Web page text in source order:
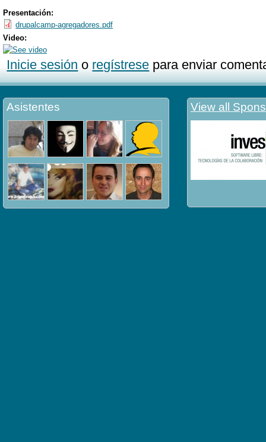
Presentación:
drupalcamp-agregadores.pdf
Video:
Inicie sesión o regístrese para enviar
Asistentes View all